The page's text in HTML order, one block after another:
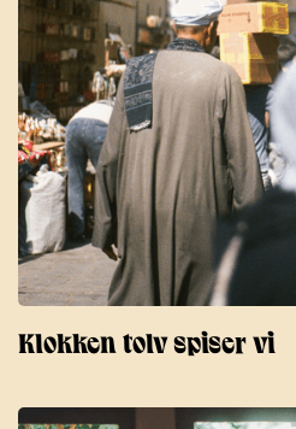
Klokken tolv spiser vi